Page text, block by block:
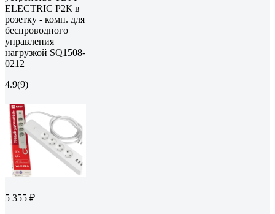
ELECTRIC Р2К в
розетку - комп. для
беспроводного
управления
нагрузкой SQ1508-
0212
4.9(9)
5 355 ₽